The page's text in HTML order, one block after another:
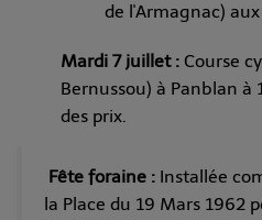
de l'Armagnac)
Mardi 7 juillet : Course
Bernussou) à Panblan à
des prix.
Fête foraine : Installée
la Place du 19 Mars 1962